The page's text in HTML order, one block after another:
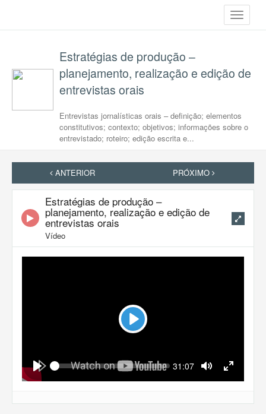
Toggle
Estratégias de produção –
planejamento, realização e edição de
entrevistas orais
Entrevistas jornalísticas orais – definição; elementos
constitutivos; contexto; objetivos; informações sobre o
entrevistado; roteiro; edição escrita e...
ANTERIOR PRÓXIMO
Estratégias de produção –
planejamento, realização e edição de
entrevistas orais
Vídeo
Play
Play
Seek Current
31:07
Mute Fullscreen